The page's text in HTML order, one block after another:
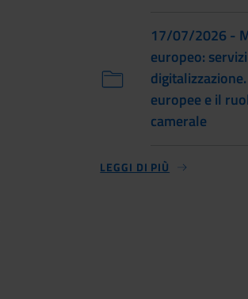
17/07/2026 -
europeo:
europee e il
camerale
LEGGI DI PIÙ